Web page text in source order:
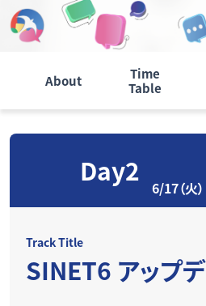
About
Time
Table
Day2 6/17（火）
Track Title
SINET6 アップ